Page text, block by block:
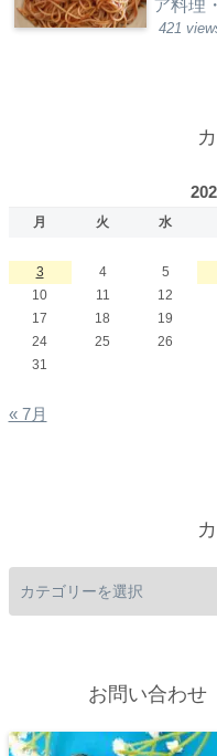
ア料理
421
月 火 水
3
4 5
10
11 12
17
18 19
24
25 26
31
« 7月
お問い合わせ